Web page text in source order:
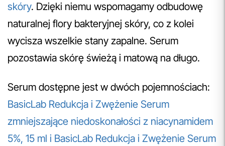
skóry. Dzięki niemu wspomagamy odbudowę
naturalnej flory bakteryjnej skóry, co z kolei
wycisza wszelkie stany zapalne. Serum
pozostawia skórę świeżą i matową na długo.
Serum dostępne jest w dwóch pojemnościach:
BasicLab Redukcja i Zwężenie Serum
zmniejszające niedoskonałości z niacynamidem
5%, 15 ml i BasicLab Redukcja i Zwężenie Serum